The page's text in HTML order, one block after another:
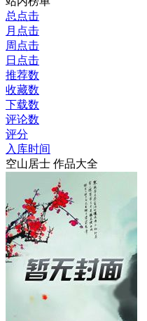
总点击
月点击
周点击
日点击
推荐数
收藏数
下载数
评论数
评分
入库时间
空山居士 作品大全